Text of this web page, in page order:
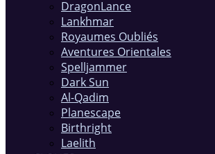
DragonLance
Lankhmar
Royaumes Oubliés
Aventures Orientales
Spelljammer
Dark Sun
Al-Qadim
Planescape
Birthright
Laelith